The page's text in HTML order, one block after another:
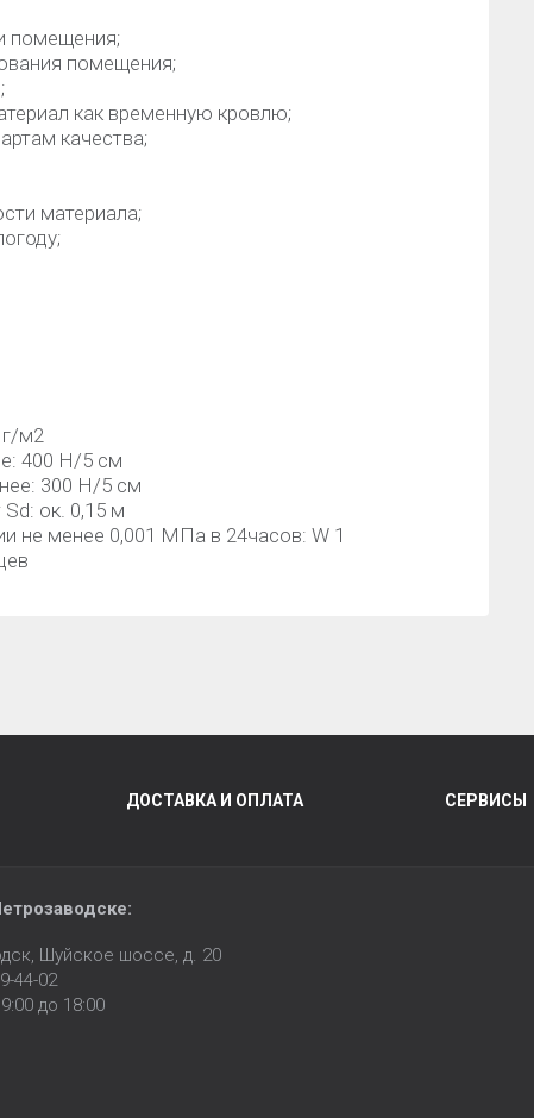
помещения;
помещения;
как временную кровлю;
качества;
материала;
г/м2
400 Н/5 см
300 Н/5 см
ок. 0,15 м
не менее 0,001 МПа в 24часов: W 1
ДОСТАВКА И ОПЛАТА СЕРВИСЫ
Шуйское шоссе, д. 20
44-02
до 18:00